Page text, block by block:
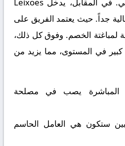
جداً. حيث يعتمد الفريق على
لمباغتة الخصم. وفوق كل ذلك،
كبير في المستوى، مما يزيد من
المباشرة يصب في مصلحة
ستكون هي العامل الحاسم